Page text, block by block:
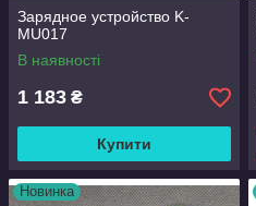
Зарядное устройство K-
MU017
В наявності
1 183 ₴
Купити
Новинка